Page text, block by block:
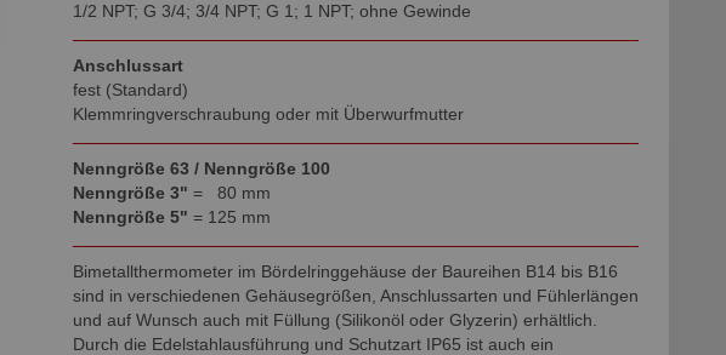
1/2 NPT; G 3/4; 3/4 NPT; G 1; 1 NPT; ohne Gewinde
Anschlussart
fest (Standard)
Klemmringverschraubung oder mit Überwurfmutter
Nenngröße 63 / Nenngröße 100
Nenngröße 3" = 80 mm
Nenngröße 5" = 125 mm
Bimetallthermometer im Bördelringgehäuse der Baureihen B14 bis B16
sind in verschiedenen Gehäusegrößen, Anschlussarten und Fühlerlängen
und auf Wunsch auch mit Füllung (Silikonöl oder Glyzerin) erhältlich.
Durch die Edelstahlausführung und Schutzart IP65 ist auch ein